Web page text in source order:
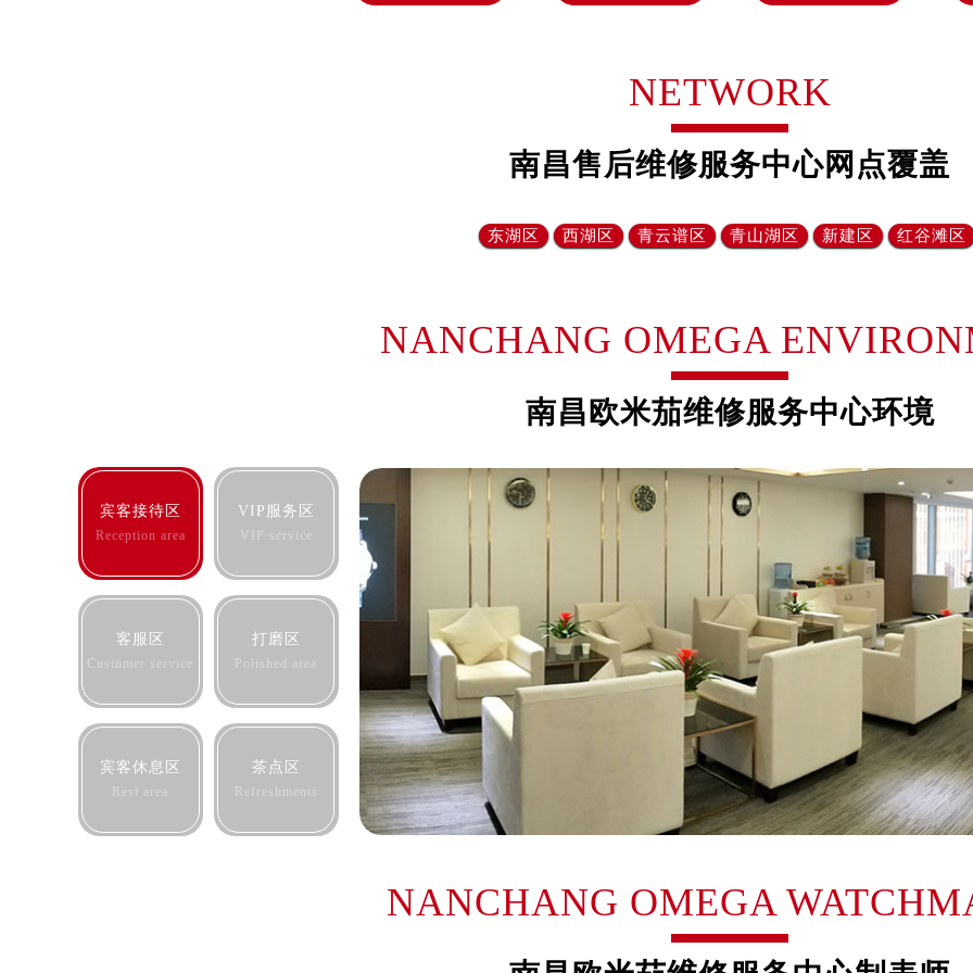
吉林省延边市延吉市解放路欧米茄售后服务中心（需提前预约）
辽宁省鞍山市铁东区站前街欧米茄售后服务中心（需提前预约）
辽宁省朝阳市双塔区新华路欧米茄售后服务中心（需提前预约）
辽宁省抚顺市新抚区东一路欧米茄售后服务中心（需提前预约）
辽宁省辽阳市白塔区新运大街欧米茄售后服务中心（需提前预约）
辽宁省盘锦市兴隆台区石油大街欧米茄售后服务中心（需提前预约）
辽宁省铁岭市银州区南马路欧米茄售后服务中心（需提前预约）
辽宁省沈阳市沈河区中街路137号亨得利名表维修授权店1楼欧米茄售后服务中心（需提前预约）
辽宁省沈阳市沈河区中街路83号亨得利名表维修授权店1楼欧米茄售后服务中心（需提前预约）
北京市朝阳区建国门外大街甲6号华熙国际中心D座11层1102室欧米茄售后服务中心（需提前预约）
北京市东城区东长安街1号王府井东方广场W3座6层602室欧米茄售后服务中心（需提前预约）
河北省保定市竞秀区朝阳北大街北国先天下欧米茄售后服务中心（需提前预约）
内蒙古自治区阿拉善盟市左旗土尔扈特大街欧米茄售后服务中心（需提前预约）
内蒙古自治区巴彦淖尔市临河区新华街欧米茄售后服务中心（需提前预约）
内蒙古自治区包头市青山区幸福路甲3号王府井百货名表维修欧米茄售后服务中心（需提前预约）
内蒙古自治区赤峰市红山区哈达街欧米茄售后服务中心（需提前预约）
内蒙古自治区鄂尔多斯市东胜区伊金霍洛街欧米茄售后服务中心（需提前预约）
内蒙古自治区呼伦贝尔市海拉尔区中央街欧米茄售后服务中心（需提前预约）
内蒙古自治区通辽市科尔沁区明仁大街欧米茄售后服务中心（需提前预约）
内蒙古自治区乌海市海勃湾区人民南路欧米茄售后服务中心（需提前预约）
内蒙古自治区锡林郭勒盟市锡林浩特市光明街与额尔敦路交叉口欧米茄售后服务中心（需提前预约）
内蒙古自治区兴安盟市乌兰浩特市兴安大街欧米茄售后服务中心（需提前预约）
山西省大同市平城区迎宾街欧米茄售后服务中心（需提前预约）
NETWORK
南昌售后维修服务中心网点覆盖
‌东湖区 西湖区 ‌青云谱区 青山湖区‌ 新建区 红谷滩区‌
NANCHANG OMEGA
南昌欧米茄维修服务中心环境
宾客接待区
Reception area
VIP服务区
VIP service
客服区
Customer service
打磨区
Polished area
宾客休息区
Rest area
茶点区
Refreshments
NANCHANG OMEGA